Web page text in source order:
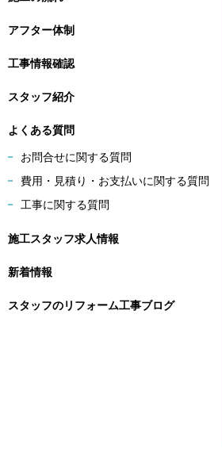
アフター体制
工事情報確認
スタッフ紹介
よくある質問
お問合せに関する質問
費用・見積り・お支払いに関する質問
工事に関する質問
施工スタッフ求人情報
新着情報
スタッフのリフォーム工事ブログ